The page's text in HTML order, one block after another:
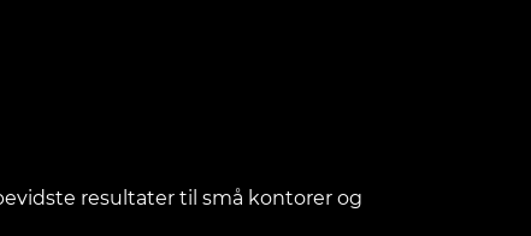
resultater til små kontorer og